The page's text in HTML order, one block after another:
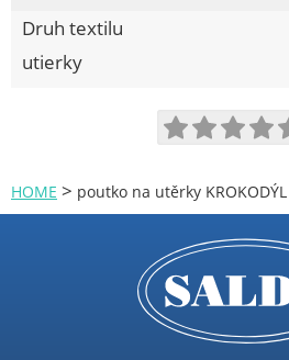
BYTOVÉ DOPLŇKY
VÁNOČNÍ ZBOŽÍ
NÁKUPNÍ TAŠKY
Procraft
Prodejna LOUNY -
Pracovní oděvy
Druh textilu
utierky
HOME > poutko na utěrky